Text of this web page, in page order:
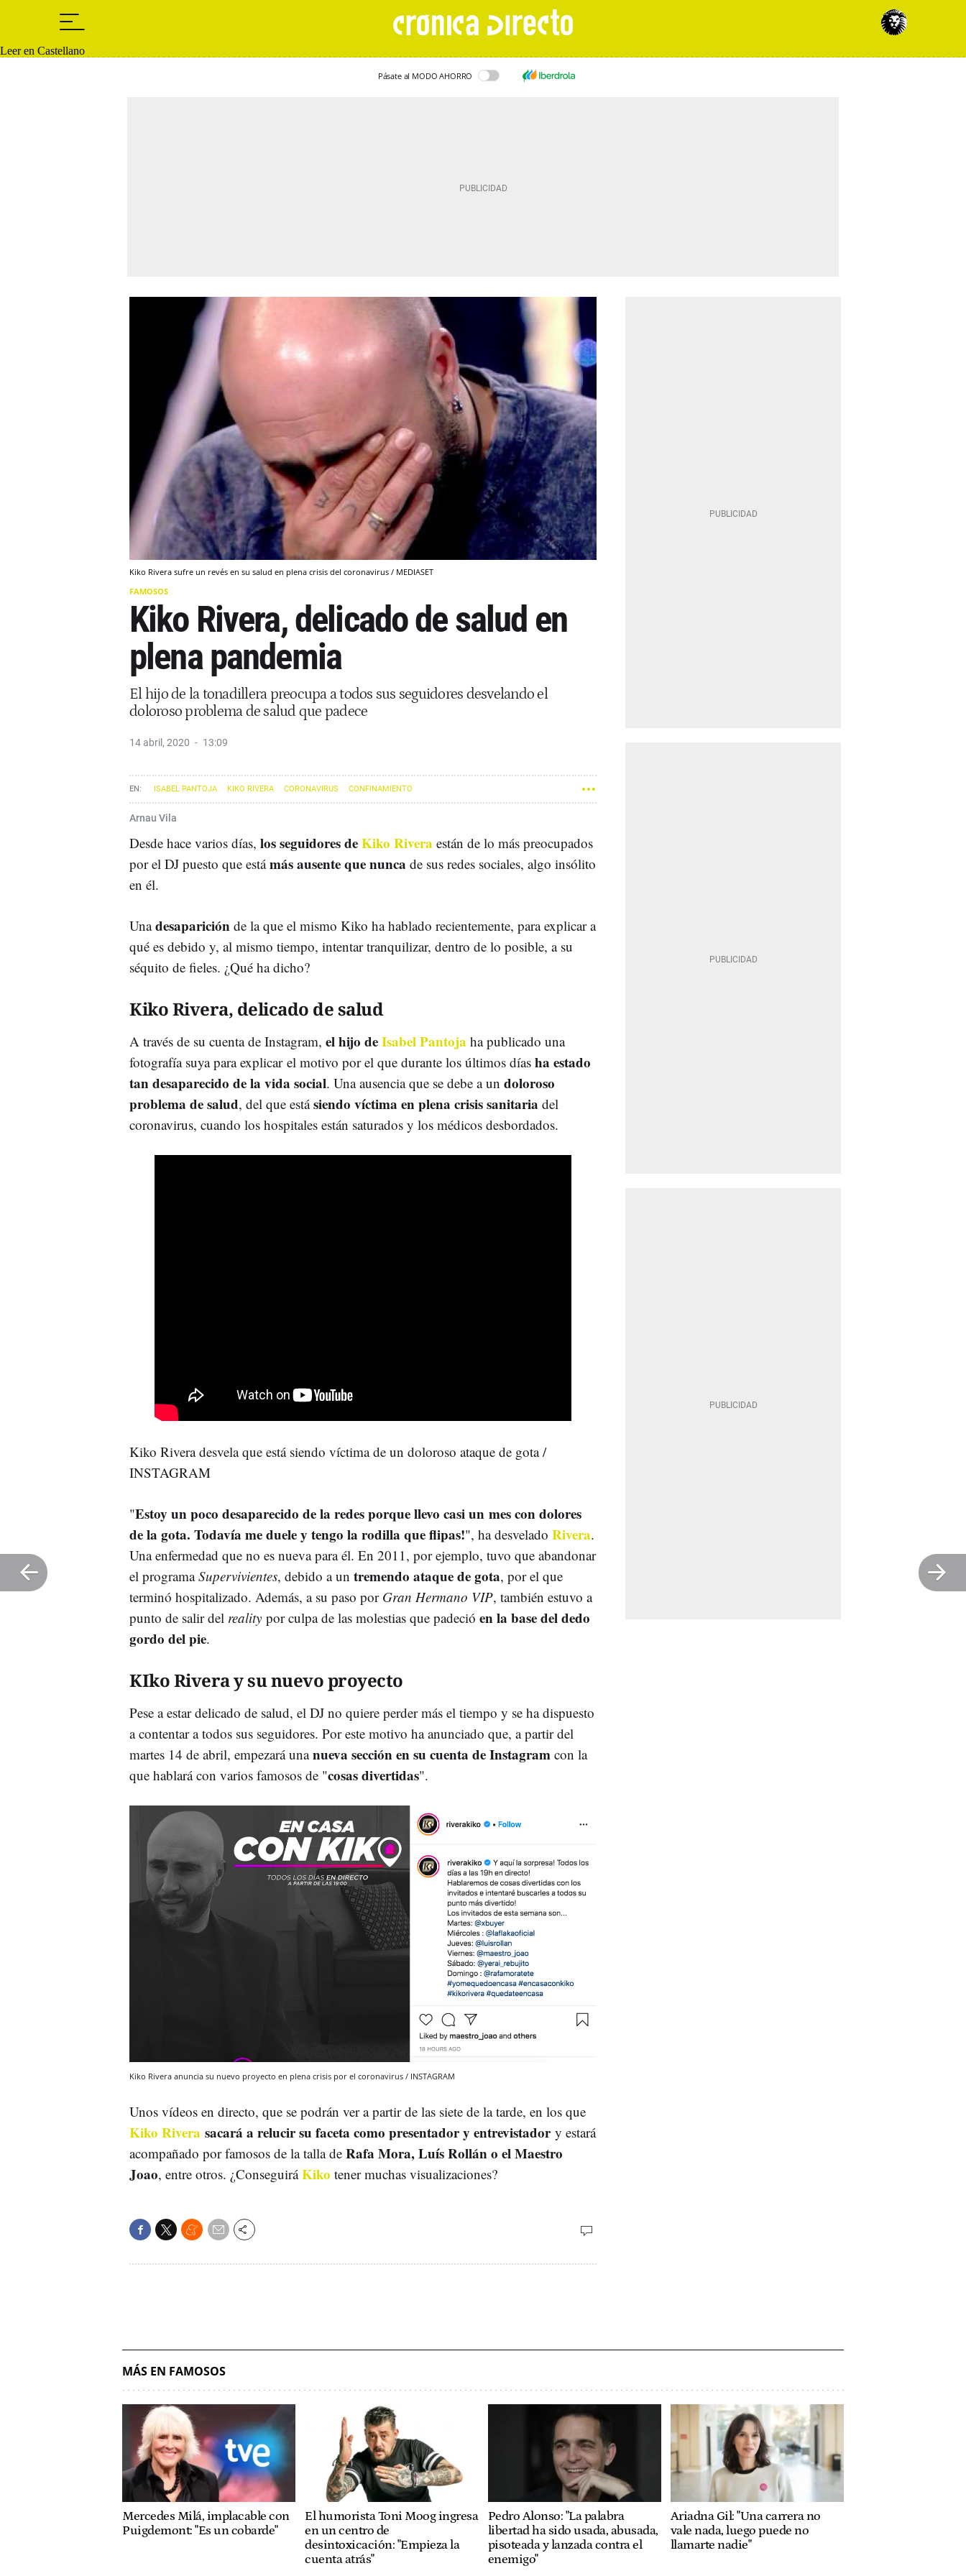
Leer en Castellano
Pásate al MODO AHORRO
Kiko Rivera sufre un revés en su salud en plena crisis del coronavirus / MEDIASET
FAMOSOS
Kiko Rivera, delicado de salud en
plena pandemia
El hijo de la tonadillera preocupa a todos sus seguidores desvelando el
doloroso problema de salud que padece
14 abril, 2020 13:09
ISABEL PANTOJA KIKO RIVERA CORONAVIRUS CONFINAMIENTO
Arnau Vila
Desde hace varios días, los seguidores deKiko Rivera están de lo más preocupados
por el DJ puesto que estámás ausente que nunca de sus redes sociales, algo insólito
en él.
Unadesaparición de la que el mismo Kiko ha hablado recientemente, para explicar a
qué es debido y, al mismo tiempo, intentar tranquilizar, dentro de lo posible, a su
séquito de fieles. ¿Qué ha dicho?
Kiko Rivera, delicado de salud
A través de su cuenta de Instagram, el hijo deIsabel Pantoja ha publicado una
fotografía suya para explicar el motivo por el que durante los últimos días ha estado
tan desaparecido de la vida social. Una ausencia que se debe a un doloroso
problema de salud, del que estásiendo víctima en plena crisis sanitaria del
coronavirus, cuando los hospitales están saturados y los médicos desbordados.
Kiko Rivera desvela que está siendo víctima de un doloroso ataque de gota /
INSTAGRAM
"Estoy un poco desaparecido de la redes porque llevo casi un mes con dolores
de la gota. Todavía me duele y tengo la rodilla que flipas!", ha desvelado Rivera.
Una enfermedad que no es nueva para él. En 2011, por ejemplo, tuvo que abandonar
el programaSupervivientes, debido a un tremendo ataque de gota, por el que
terminó hospitalizado. Además, a su paso por Gran Hermano VIP, también estuvo a
punto de salir del reality por culpa de las molestias que padeció en la base del dedo
gordo del pie.
KIko Rivera y su nuevo proyecto
Pese a estar delicado de salud, el DJ no quiere perder más el tiempo y se ha dispuesto
a contentar a todos sus seguidores. Por este motivo ha anunciado que, a partir del
martes 14 de abril, empezará unanueva sección en su cuenta de Instagram con la
que hablará con varios famosos de "cosas divertidas".
Kiko Rivera anuncia su nuevo proyecto en plena crisis por el coronavirus / INSTAGRAM
Unos vídeos en directo, que se podrán ver a partir de las siete de la tarde, en los que
Kiko Rivera sacará a relucir su faceta como presentador y entrevistador y estará
acompañado por famosos de la talla de Rafa Mora, Luís Rollán o el Maestro
Joao, entre otros. ¿ConseguiráKiko tener muchas visualizaciones?
MÁS EN FAMOSOS
Mercedes Milá, implacable con
Puigdemont: "Es un cobarde"
El humorista Toni Moog ingresa
en un centro de
desintoxicación: "Empieza la
cuenta atrás"
Pedro Alonso: "La palabra
libertad ha sido usada, abusada,
pisoteada y lanzada contra el
enemigo"
Ariadna Gil: "Una carrera no
vale nada, luego puede no
llamarte nadie"